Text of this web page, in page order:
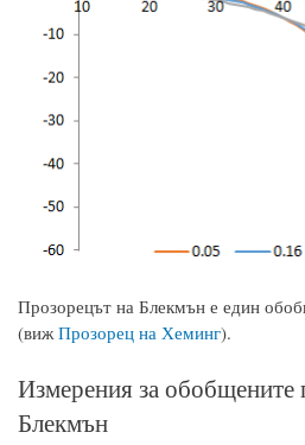
Прозорецът на Блекмън е един
(виж Прозорец на Хеминг).
Измерения за обобщените
Блекмън